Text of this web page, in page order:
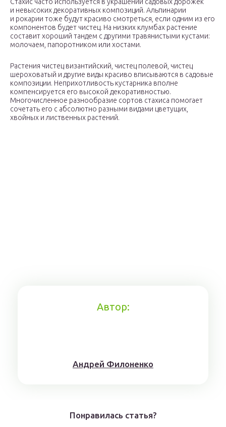
и невысоких декоративных композиций. Альпинарии
и рокарии тоже будут красиво смотреться, если одним из его
компонентов будет чистец. На низких клумбах растение
составит хороший тандем с другими травянистыми кустами:
молочаем, папоротником или хостами.
Растения чистец византийский, чистец полевой, чистец
шероховатый и другие виды красиво вписываются в садовые
композиции. Неприхотливость кустарника вполне
компенсируется его высокой декоративностью.
Многочисленное разнообразие сортов стахиса помогает
сочетать его с абсолютно разными видами цветущих,
хвойных и лиственных растений.
Автор:
Aндрeй Филoнeнкo
Понравилась статья?